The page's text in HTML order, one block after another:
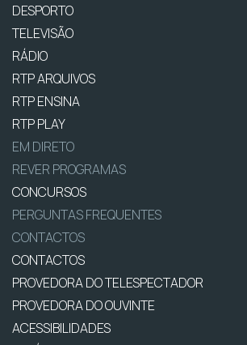
DESPORTO
TELEVISÃO
RÁDIO
RTP ARQUIVOS
RTP ENSINA
RTP PLAY
EM DIRETO
REVER PROGRAMAS
CONCURSOS
PERGUNTAS FREQUENTES
CONTACTOS
CONTACTOS
PROVEDORA DO TELESPECTADOR
PROVEDORA DO OUVINTE
ACESSIBILIDADES